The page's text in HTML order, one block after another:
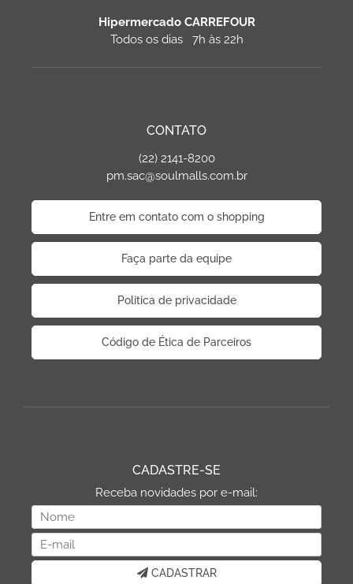
Hipermercado CARREFOUR
Todos os dias 7h às 22h
CONTATO
(22) 2141-8200
pm.sac@soulmalls.com.br
Entre em contato com o shopping
Faça parte da equipe
Politica de privacidade
Código de Ética de Parceiros
CADASTRE-SE
Receba novidades por e-mail:
CADASTRAR